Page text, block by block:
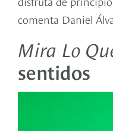
comenta Daniel
Mira Lo
sentidos